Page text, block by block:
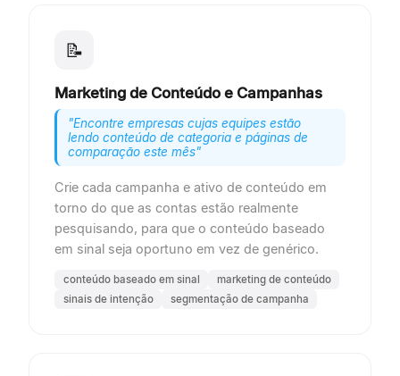
📝
Marketing de Conteúdo e Campanhas
"Encontre empresas cujas equipes estão
lendo conteúdo de categoria e páginas de
comparação este mês"
Crie cada campanha e ativo de conteúdo em
torno do que as contas estão realmente
pesquisando, para que o conteúdo baseado
em sinal seja oportuno em vez de genérico.
conteúdo baseado em sinal
marketing de conteúdo
sinais de intenção
segmentação de campanha